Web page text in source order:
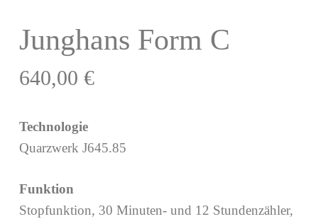
Junghans Form C
640,00 €
Technologie
Quarzwerk J645.85
Funktion
Stopfunktion, 30 Minuten- und 12 Stundenzähler,